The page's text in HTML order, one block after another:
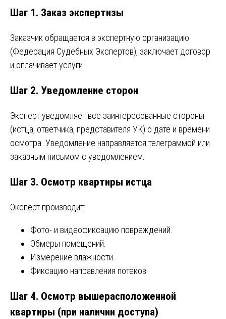
Шаг 1. Заказ экспертизы
Заказчик обращается в экспертную организацию
(Федерация Судебных Экспертов), заключает договор
и оплачивает услуги.
Шаг 2. Уведомление сторон
Эксперт уведомляет все заинтересованные стороны
(истца, ответчика, представителя УК) о дате и времени
осмотра. Уведомление направляется телеграммой или
заказным письмом с уведомлением.
Шаг 3. Осмотр квартиры истца
Эксперт производит:
Фото- и видеофиксацию повреждений.
Обмеры помещений.
Измерение влажности.
Фиксацию направления потеков.
Шаг 4. Осмотр вышерасположенной
квартиры (при наличии доступа)